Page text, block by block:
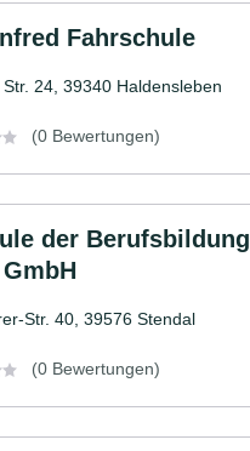
Fahrschule
24, 39340 Haldensleben
(0 Bewertungen)
der
Str. 40, 39576 Stendal
(0 Bewertungen)